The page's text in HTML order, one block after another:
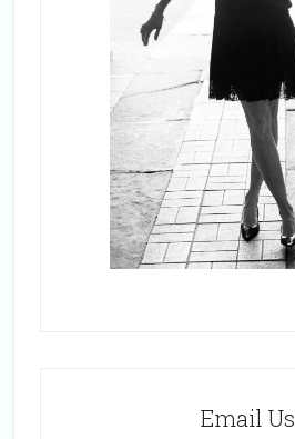
Email Us